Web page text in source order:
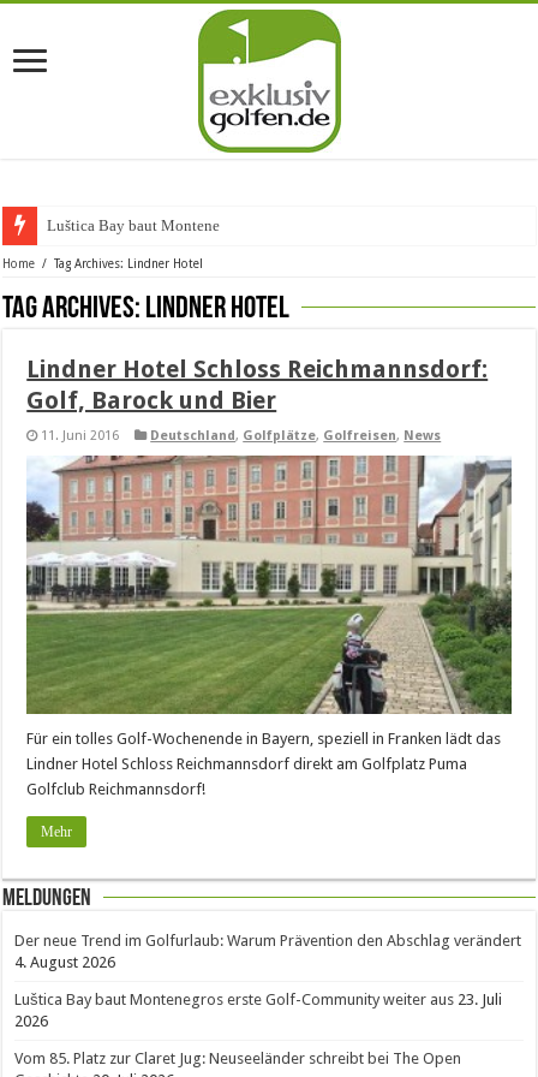
Luštica Bay baut Montenegros
Home / Tag Archives: Lindner Hotel
Tag Archives: Lindner Hotel
Lindner Hotel Schloss Reichmannsdorf:
Golf, Barock und Bier
11. Juni 2016 Deutschland, Golfplätze, Golfreisen, News
Für ein tolles Golf-Wochenende in Bayern, speziell in Franken lädt das
Lindner Hotel Schloss Reichmannsdorf direkt am Golfplatz Puma
Golfclub Reichmannsdorf!
Mehr
Meldungen
Der neue Trend im Golfurlaub: Warum Prävention den Abschlag verändert
4. August 2026
Luštica Bay baut Montenegros erste Golf-Community weiter aus 23. Juli
2026
Vom 85. Platz zur Claret Jug: Neuseeländer schreibt bei The Open